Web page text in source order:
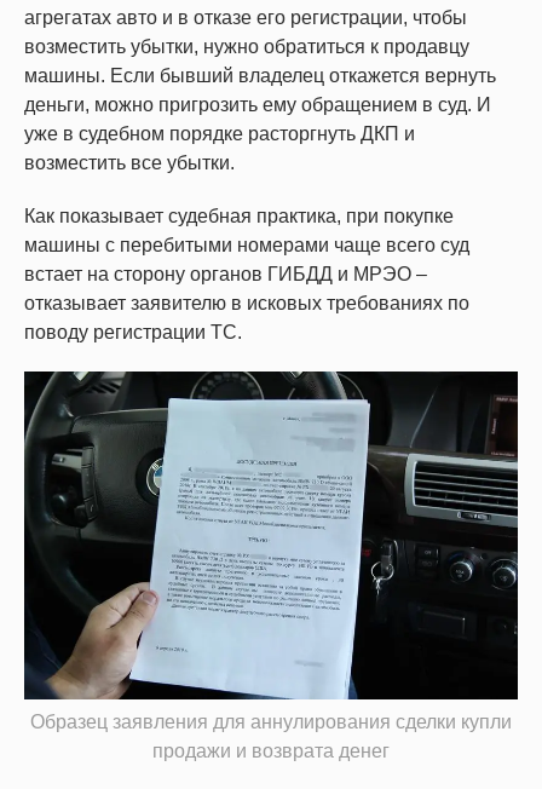
агрегатах авто и в отказе его регистрации, чтобы
возместить убытки, нужно обратиться к продавцу
машины. Если бывший владелец откажется вернуть
деньги, можно пригрозить ему обращением в суд. И
уже в судебном порядке расторгнуть ДКП и
возместить все убытки.
Как показывает судебная практика, при покупке
машины с перебитыми номерами чаще всего суд
встает на сторону органов ГИБДД и МРЭО –
отказывает заявителю в исковых требованиях по
поводу регистрации ТС.
Образец заявления для аннулирования сделки купли
продажи и возврата денег